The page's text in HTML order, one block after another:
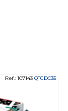
Ref.: 107143 QTCDC35